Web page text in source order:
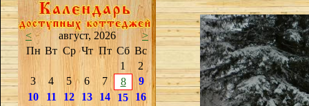
< август, 2026
>
Пн Вт Ср Чт Пт Сб Вс
1
2
3
4 5 6 7 8
9
10
11 12 13 14 15
16